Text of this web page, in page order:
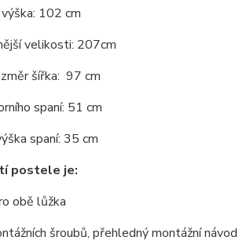
102 cm
velikosti: 207cm
šířka: 97 cm
spaní: 51 cm
spaní: 35 cm
postele je:
obě lůžka
šroubů, přehledný montážní návod